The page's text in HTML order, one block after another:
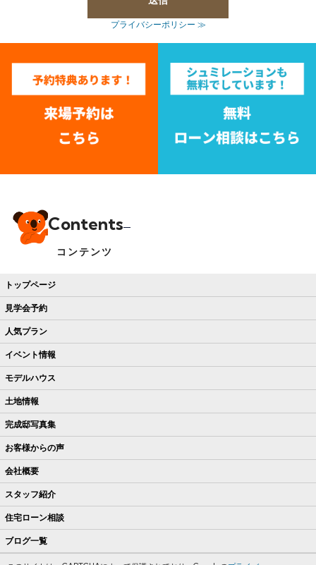
プライバシーポリシー ≫
Contents
コンテンツ
トップページ
見学会予約
人気プラン
イベント情報
モデルハウス
土地情報
完成邸写真集
お客様からの声
会社概要
スタッフ紹介
住宅ローン相談
ブログ一覧